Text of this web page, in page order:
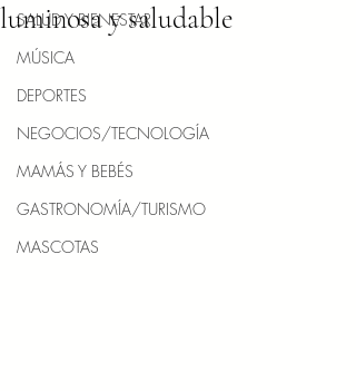
SALUD Y BIENESTAR
MÚSICA
DEPORTES
NEGOCIOS/TECNOLOGÍA
MAMÁS Y BEBÉS
GASTRONOMÍA/TURISMO
MASCOTAS
luminosa y saludable